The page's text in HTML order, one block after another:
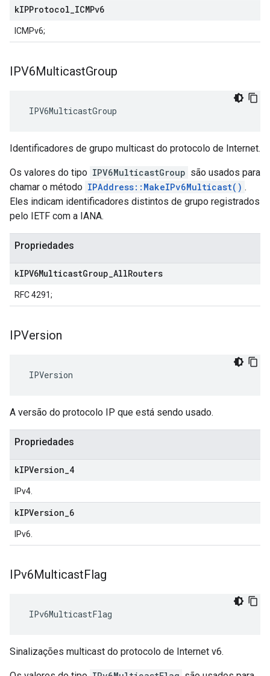
kIPProtocol ICMPv6
ICMPv6;
IPV6MulticastGroup
IPV6MulticastGroup
Identificadores de grupo multicast do protocolo de Internet.
Os valores do tipo IPV6MulticastGroup são usados para
chamar o método IPAddress::MakeIPv6Multicast() .
Eles indicam identificadores distintos de grupo registrados
pelo IETF com a IANA.
Propriedades
kIPV6MulticastGroup AllRouters
RFC 4291;
IPVersion
IPVersion
A versão do protocolo IP que está sendo usado.
Propriedades
kIPVersion 4
IPv4.
kIPVersion 6
IPv6.
IPv6MulticastFlag
IPv6MulticastFlag
Sinalizações multicast do protocolo de Internet v6.